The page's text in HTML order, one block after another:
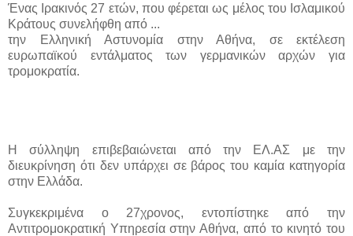
Ένας Ιρακινός 27 ετών, που φέρεται ως μέλος του Ισλαμικού
Κράτους συνελήφθη από ...
την Ελληνική Αστυνομία στην Αθήνα, σε εκτέλεση
ευρωπαϊκού εντάλματος των γερμανικών αρχών για
τρομοκρατία.
Η σύλληψη επιβεβαιώνεται από την ΕΛ.ΑΣ με την
διευκρίνηση ότι δεν υπάρχει σε βάρος του καμία κατηγορία
στην Ελλάδα.
Συγκεκριμένα ο 27χρονος, εντοπίστηκε από την
Αντιτρομοκρατική Υπηρεσία στην Αθήνα, από το κινητό του